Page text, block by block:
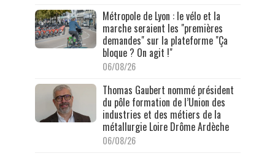
Métropole de Lyon : le vélo et la
marche seraient les "premières
demandes" sur la plateforme "Ça
bloque ? On agit !"
06/08/26
Thomas Gaubert nommé président
du pôle formation de l’Union des
industries et des métiers de la
métallurgie Loire Drôme Ardèche
06/08/26